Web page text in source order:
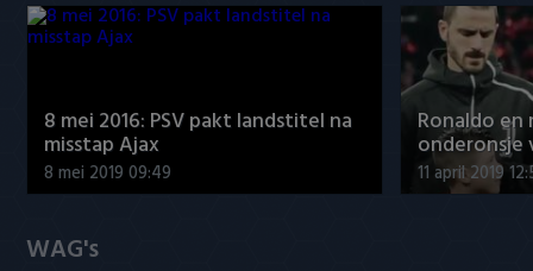
8 mei 2016: PSV pakt landstitel na
misstap Ajax
8 mei 2019 09:49
Ronaldo
onderonsje
11 april 2019
WAG's